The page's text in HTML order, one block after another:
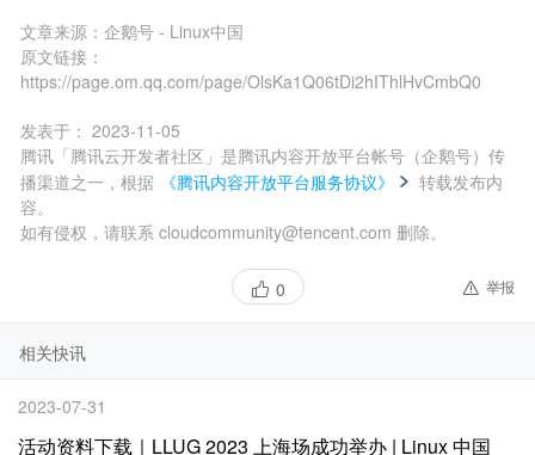
文章来源： 企鹅号 - Linux中国
原文链接：
https://page.om.qq.com/page/OlsKa1Q06tDi2hIThlHvCmbQ0
发表于： 2023-11-05
腾讯「腾讯云开发者社区」是腾讯内容开放平台帐号（企鹅号）传
播渠道之一，根据
《腾讯内容开放平台服务协议》
转载发布内
容。
如有侵权，请联系 cloudcommunity@tencent.com 删除。
0 举报
相关快讯
2023-07-31
活动资料下载｜LLUG 2023 上海场成功举办 | Linux 中国